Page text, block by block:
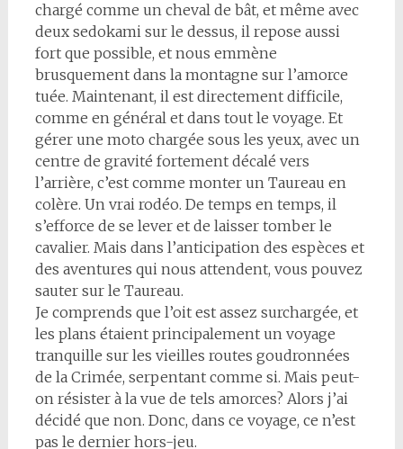
chargé comme un cheval de bât, et même avec
deux sedokami sur le dessus, il repose aussi
fort que possible, et nous emmène
brusquement dans la montagne sur l’amorce
tuée. Maintenant, il est directement difficile,
comme en général et dans tout le voyage. Et
gérer une moto chargée sous les yeux, avec un
centre de gravité fortement décalé vers
l’arrière, c’est comme monter un Taureau en
colère. Un vrai rodéo. De temps en temps, il
s’efforce de se lever et de laisser tomber le
cavalier. Mais dans l’anticipation des espèces et
des aventures qui nous attendent, vous pouvez
sauter sur le Taureau.
Je comprends que l’oit est assez surchargée, et
les plans étaient principalement un voyage
tranquille sur les vieilles routes goudronnées
de la Crimée, serpentant comme si. Mais peut-
on résister à la vue de tels amorces? Alors j’ai
décidé que non. Donc, dans ce voyage, ce n’est
pas le dernier hors-jeu.